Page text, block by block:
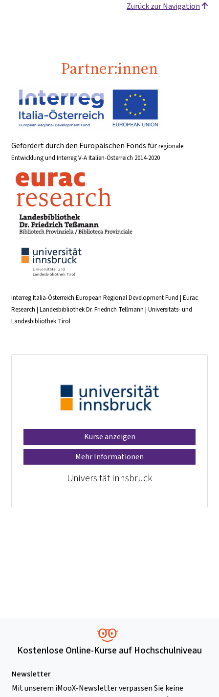
Zurück zur Navigation
Partner:innen
Gefördert durch den Europäischen Fonds fürregionale
Entwicklung und Interreg V-A Italien-Österreich 2014-2020
Interreg Italia-Österreich European Regional Development Fund | Eurac
Research | Landesbibliothek Dr. Friedrich Teßmann | Universitäts- und
Landesbibliothek Tirol
Kurse anzeigen
Mehr Informationen
Universität Innsbruck
Kostenlose Online-Kurse auf Hochschulniveau
Newsletter
Mit unserem iMooX-Newsletter verpassen Sie keine